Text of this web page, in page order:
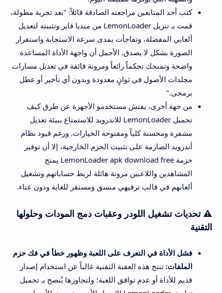
كتب أحد المتابعين مراجعته الصادقة قائلاً: "بعد تجربة مطولة،
قمت بـ تنزيل LemonLoader من ميديا فاير وتثبيته لتعديل
ألعابي المفضلة، وتفاجأت بمدى سرعة الاستجابة واستقرار
الصورة بشكل لا يصدق. الأجمل أن واجهة الأداة المساعدة
واضحة وتمنحك تحكماً رائعاً ومرونة فائقة في تعديل مسارات
مجلدات الأصول في ثوانٍ معدودة وبدون أي تأخير أو عطل
برمجى."
من جهة أخرى، يفتش مستخدمو الأجهزة عن طرق كيف
تحميل LemonLoader للاندرويد للاستمتاع ببيئة تعديل
مشفرة ومحسنة كلياً ومفتوحة الخيارات. ورغم قيود نظام
أندرويد الصارمة على تثبيت الحزم الخارجية، إلا أن توفير
حزمة LemonLoader apk download free يمنح
المشاهدين واللاعبين مرونة هائلة لربط حساباتهم وتشغيل
ألعابهم في قالب ترفيهي منسق ومستقر للغاية ودون عناء.
⚠️ تحديات تشغيل اللودر وعقبات دمج المودات وحلولها
التقنية
فشل الأداة في التعرف على اللعبة وظهور خطأ في فك حزم
الملفات: تنتج هذه العقبة التقنية غالباً عن استخدام إصدار
قديم للأداة أو عدم توافق اللعبة؛ ولتجاوزها يُنصح بـ تحميل